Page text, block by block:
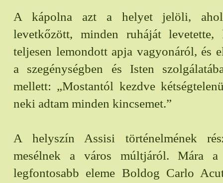
A kápolna azt a helyet jelöli, ahol
levetkőzött, minden ruháját levetette,
teljesen lemondott apja vagyonáról, és
a szegénységben és Isten
mellett: „Mostantól kezdve
neki adtam minden kincsemet.”
A helyszín Assisi történelmének
mesélnek a város múltjáról. Mára
legfontosabb eleme Boldog Carlo